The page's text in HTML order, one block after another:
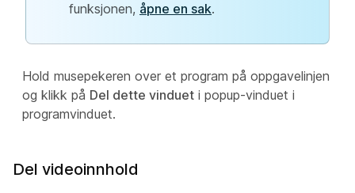
funksjonen, åpne en sak.
Hold musepekeren over et program på oppgavelinjen
og klikk på Del dette vinduet i popup-vinduet i
programvinduet.
Del videoinnhold